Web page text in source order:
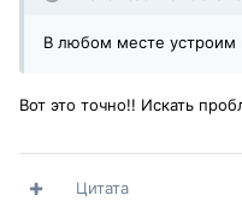
В любом месте устроим
Вот это точно!! Искать
Цитата